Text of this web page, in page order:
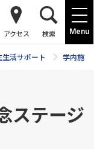
Menu
アクセス 検索
活サポート 学内施
ステージ